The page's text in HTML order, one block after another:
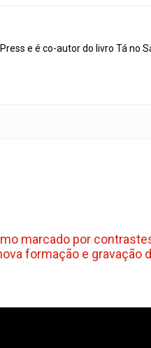
e é co-autor do livro Tá no
marcado por
formação e gravação